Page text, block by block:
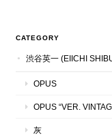
CATEGORY
渋谷英一 (EIICHI
OPUS
OPUS “VER.
灰